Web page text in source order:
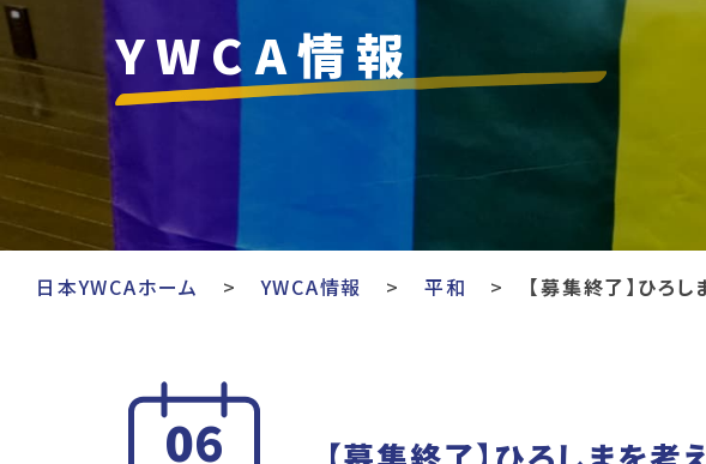
YWCA情報
日本YWCAホーム YWCA情報 平和 【募集終了】ひろ
06